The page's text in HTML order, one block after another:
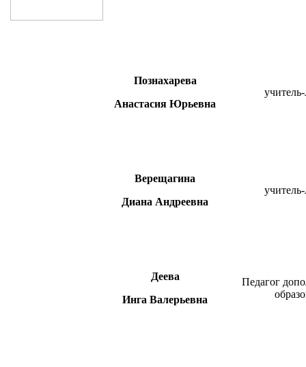
Познахарева
Анастасия Юрьевна
Верещагина
Диана Андреевна
Деева
Инга Валерьевна
Педагог